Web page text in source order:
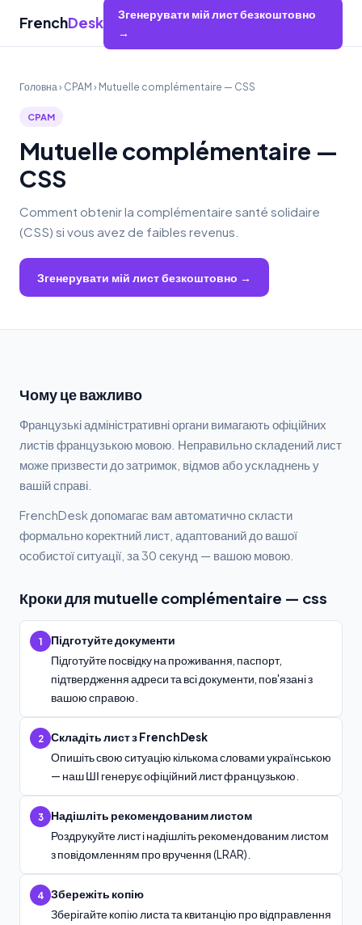
FrenchDesk
Згенерувати мій лист безкоштовно
→
Головна› CPAM › Mutuelle complémentaire — CSS
CPAM
Mutuelle complémentaire —
CSS
Comment obtenir la complémentaire santé solidaire
(CSS) si vous avez de faibles revenus.
Згенерувати мій лист безкоштовно →
Чому це важливо
Французькі адміністративні органи вимагають офіційних
листів французькою мовою. Неправильно складений лист
може призвести до затримок, відмов або ускладнень у
вашій справі.
FrenchDesk допомагає вам автоматично скласти
формально коректний лист, адаптований до вашої
особистої ситуації, за 30 секунд — вашою мовою.
Кроки для mutuelle complémentaire — css
1
Підготуйте документи
Підготуйте посвідку на проживання, паспорт,
підтвердження адреси та всі документи, пов'язані з
вашою справою.
2
Складіть лист з FrenchDesk
Опишіть свою ситуацію кількома словами українською
— наш ШІ генерує офіційний лист французькою.
3
Надішліть рекомендованим листом
Роздрукуйте лист і надішліть рекомендованим листом
з повідомленням про вручення (LRAR).
4 Збережіть копію
Зберігайте копію листа та квитанцію про відправлення